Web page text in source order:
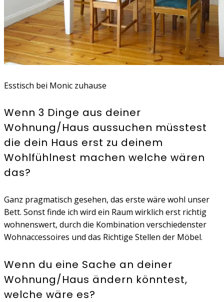
Esstisch bei Monic zuhause
Wenn 3 Dinge aus deiner
Wohnung/Haus aussuchen müsstest
die dein Haus erst zu deinem
Wohlfühlnest machen welche wären
das?
Ganz pragmatisch gesehen, das erste wäre wohl unser
Bett. Sonst finde ich wird ein Raum wirklich erst richtig
wohnenswert, durch die Kombination verschiedenster
Wohnaccessoires und das Richtige Stellen der Möbel.
Wenn du eine Sache an deiner
Wohnung/Haus ändern könntest,
welche wäre es?